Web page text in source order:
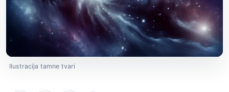
Ilustracija tamne tvari